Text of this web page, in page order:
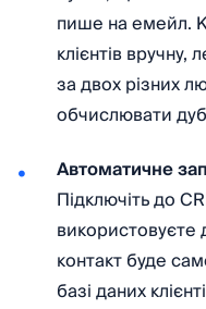
пише на емейл.
клієнтів
за двох різних
обчислювати
Автоматичне
Підключіть до
використовуєте
контакт буде
базі даних